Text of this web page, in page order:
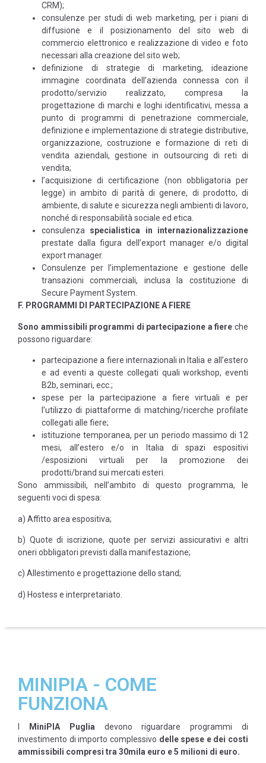
CRM);
consulenze per studi di web marketing, per i piani di
diffusione e il posizionamento del sito web di
commercio elettronico e realizzazione di video e foto
necessari alla creazione del sito web;
definizione di strategie di marketing, ideazione
immagine coordinata dell’azienda connessa con il
prodotto/servizio realizzato, compresa la
progettazione di marchi e loghi identificativi, messa a
punto di programmi di penetrazione commerciale,
definizione e implementazione di strategie distributive,
organizzazione, costruzione e formazione di reti di
vendita aziendali, gestione in outsourcing di reti di
vendita;
l’acquisizione di certificazione (non obbligatoria per
legge) in ambito di parità di genere, di prodotto, di
ambiente, di salute e sicurezza negli ambienti di lavoro,
nonché di responsabilità sociale ed etica.
consulenza specialistica in internazionalizzazione
prestate dalla figura dell’export manager e/o digital
export manager.
Consulenze per l’implementazione e gestione delle
transazioni commerciali, inclusa la costituzione di
Secure Payment System.
F. PROGRAMMI DI PARTECIPAZIONE A FIERE
Sono ammissibili programmi di partecipazione a fiere che
possono riguardare:
partecipazione a fiere internazionali in Italia e all’estero
e ad eventi a queste collegati quali workshop, eventi
B2b, seminari, ecc.;
spese per la partecipazione a fiere virtuali e per
l’utilizzo di piattaforme di matching/ricerche profilate
collegati alle fiere;
istituzione temporanea, per un periodo massimo di 12
mesi, all’estero e/o in Italia di spazi espositivi
/esposizioni virtuali per la promozione dei
prodotti/brand sui mercati esteri.
Sono ammissibili, nell’ambito di questo programma, le
seguenti voci di spesa:
a) Affitto area espositiva;
b) Quote di iscrizione, quote per servizi assicurativi e altri
oneri obbligatori previsti dalla manifestazione;
c) Allestimento e progettazione dello stand;
d) Hostess e interpretariato.
MINIPIA - COME
FUNZIONA
MiniPIA Puglia devono riguardare programmi di
investimento di importo complessivo delle spese e dei costi
ammissibili compresi tra 30mila euro e 5 milioni di euro.